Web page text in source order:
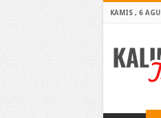
KAMIS , 6